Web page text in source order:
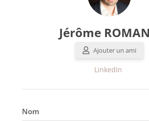
Jérôme
Ajouter un ami
LinkedIn
Nom